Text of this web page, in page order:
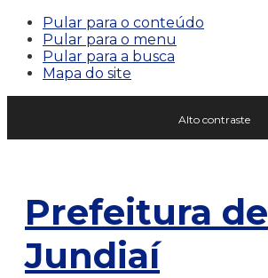
Pular para o conteúdo
Pular para o menu
Pular para a busca
Mapa do site
Alto contraste
Prefeitura de
Jundiaí